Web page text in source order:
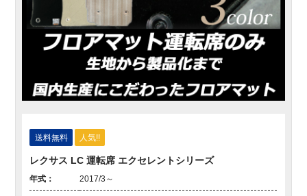
送料無料 人気!!
レクサス LC 運転席 エクセレントシリーズ
年式： 2017/3～